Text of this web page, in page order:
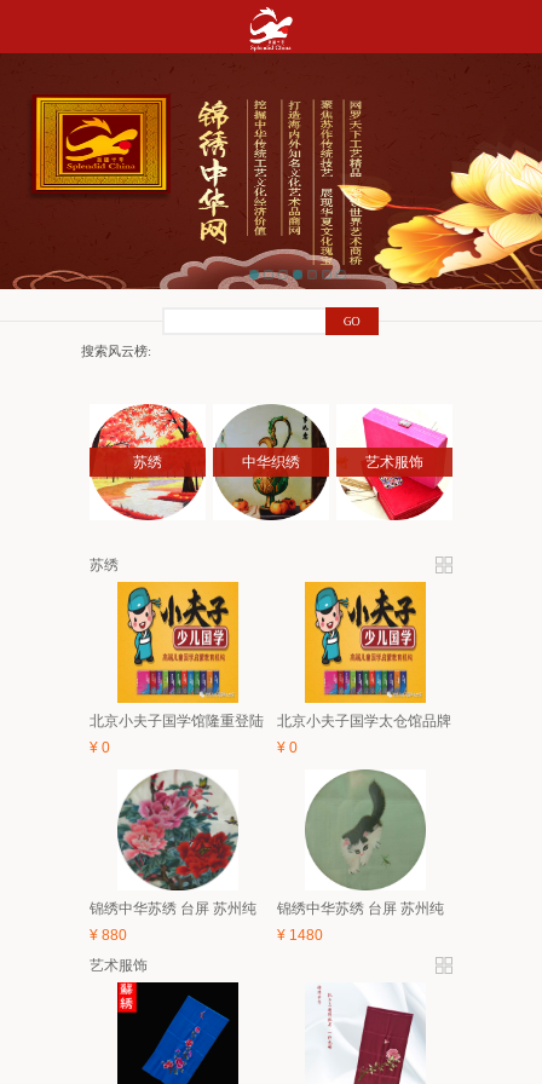
搜索风云榜:
苏绣 中华织绣 艺术服饰
苏绣
北京小夫子国学馆隆重登陆
活动开始啦！
¥ 0
北京小夫子国学太仓馆品牌
营简介
¥ 0
锦绣中华苏绣 台屏 苏州纯
装饰画 礼品
¥ 880
锦绣中华苏绣 台屏 苏州纯
装饰画 礼品
¥ 1480
艺术服饰